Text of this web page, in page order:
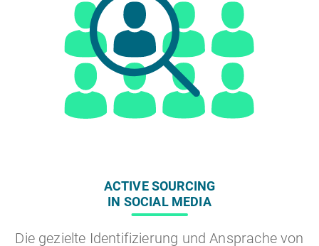
ACTIVE SOURCING
IN SOCIAL MEDIA
Die gezielte Identifizierung und Ansprache von